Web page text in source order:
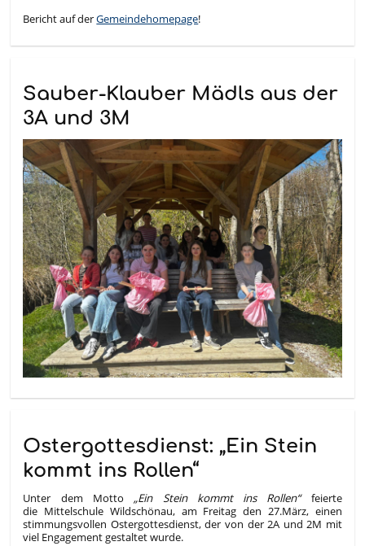
Bericht auf derGemeindehomepage!
Sauber-Klauber Mädls aus der
3A und 3M
Ostergottesdienst: „Ein Stein
kommt ins Rollen“
Unter dem Motto„Ein Stein kommt ins Rollen“
feierte
die Mittelschule Wildschönau, am Freitag den 27.März, einen
stimmungsvollen Ostergottesdienst, der von der 2A und 2M mit
viel Engagement gestaltet wurde.